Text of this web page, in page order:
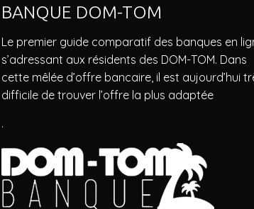
BANQUE DOM-TOM
Le premier guide comparatif des banques en
s’adressant aux résidents des DOM-TOM. Dans
cette mêlée d’offre bancaire, il est aujourd’hui
difficile de trouver l’offre la plus adaptée
.